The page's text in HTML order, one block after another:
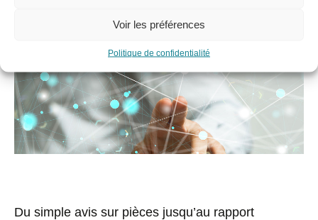
Voir les préférences
Politique de confidentialité
Du simple avis sur pièces jusqu’au rapport